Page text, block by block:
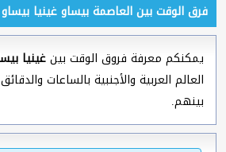
فرق الوقت بين العاصمة بيساو غينيا
يمكنكم معرفة فروق الوقت بينغينيا
العالم العربية والأجنبية بالساعات
بينهم.